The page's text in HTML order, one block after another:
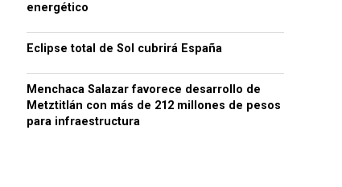
energético
Eclipse total de Sol cubrirá España
Menchaca Salazar favorece desarrollo de
Metztitlán con más de 212 millones de pesos
para infraestructura